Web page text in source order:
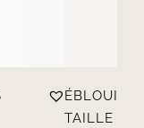
TAILLE